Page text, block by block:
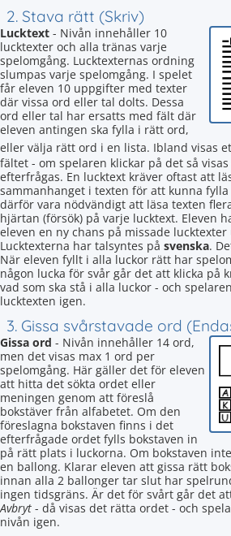
2. Stava rätt (Skriv)
Lucktext - Nivån innehåller 10
lucktexter och alla tränas varje
spelomgång. Lucktexternas ordning
slumpas varje spelomgång. I spelet
får eleven 10 uppgifter med texter
där vissa ord eller tal dolts. Dessa
ord eller tal har ersatts med fält där
eleven antingen ska fylla i rätt ord,
eller välja rätt ord i en lista. Ibland visas
fältet - om spelaren klickar på det så
efterfrågas. En lucktext kräver oftast att
sammanhanget i texten för att kunna
därför vara nödvändigt att läsa texten
hjärtan (försök) på varje lucktext. Eleven
eleven en ny chans på missade
Lucktexterna har talsyntes på svenska.
När eleven fyllt i alla luckor rätt har
någon lucka för svår går det att klicka på
vad som ska stå i alla luckor - och
lucktexten igen.
3. Gissa svårstavade ord
Gissa ord - Nivån innehåller 14 ord,
men det visas max 1 ord per
spelomgång. Här gäller det för eleven
att hitta det sökta ordet eller
meningen genom att föreslå
bokstäver från alfabetet. Om den
föreslagna bokstaven finns i det
efterfrågade ordet fylls bokstaven in
på rätt plats i luckorna. Om bokstaven
en ballong. Klarar eleven att gissa rätt
innan alla 2 ballonger tar slut har
ingen tidsgräns. Är det för svårt går det
Avbryt - då visas det rätta ordet - och
nivån igen.